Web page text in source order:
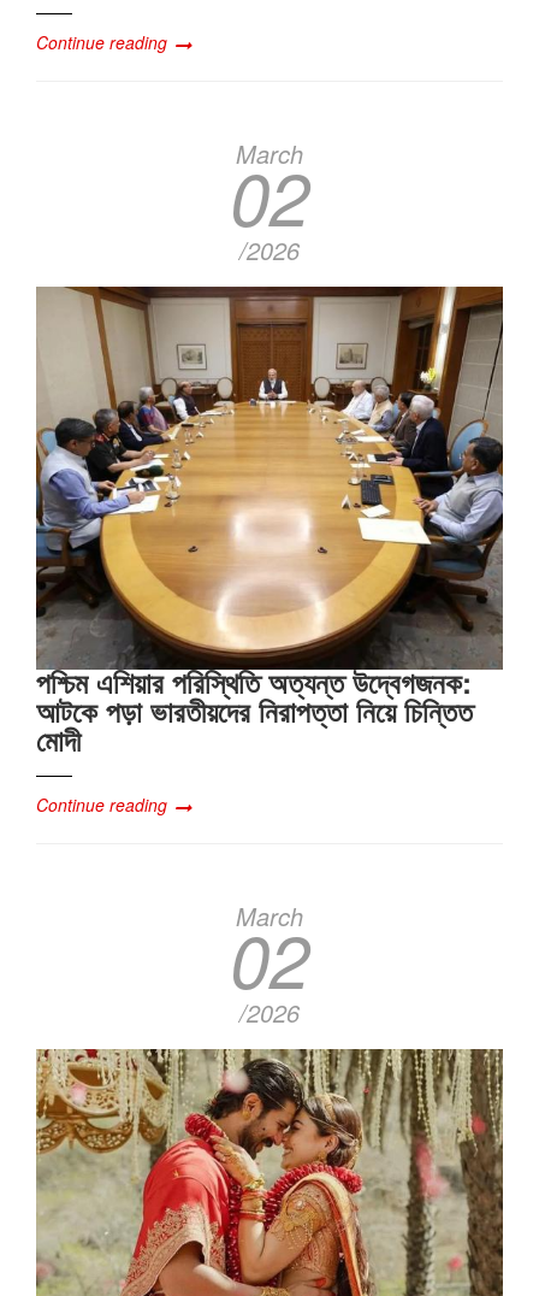
Continue reading
March
02
/2026
পশ্চিম এশিয়ার পরিস্থিতি অত্যন্ত উদ্বেগজনক:
আটকে পড়া ভারতীয়দের নিরাপত্তা নিয়ে চিন্তিত
মোদী
Continue reading
March
02
/2026